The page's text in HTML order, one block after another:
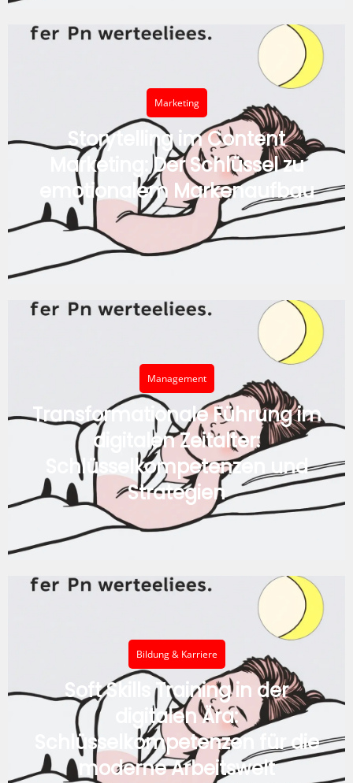
Marketing
Storytelling im Content
Marketing: Der Schlüssel zu
emotionalem Markenaufbau
Management
Transformationale Führung im
digitalen Zeitalter:
Schlüsselkompetenzen und
Strategien
Bildung & Karriere
Soft Skills Training in der
digitalen Ära:
Schlüsselkompetenzen für die
moderne Arbeitswelt